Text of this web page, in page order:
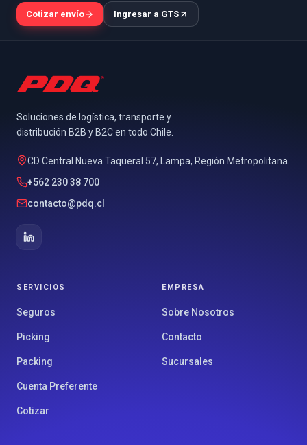
Cotizar envío
Ingresar a GTS
Soluciones de logística, transporte y
distribución B2B y B2C en todo Chile.
CD Central Nueva Taqueral 57, Lampa, Región Metropolitana.
+562 230 38 700
contacto@pdq.cl
SERVICIOS
Seguros
Picking
Packing
Cuenta Preferente
Cotizar
EMPRESA
Sobre Nosotros
Contacto
Sucursales